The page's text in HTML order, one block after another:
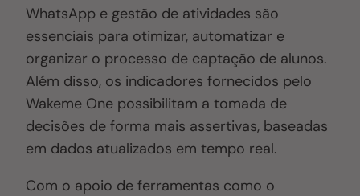
WhatsApp e gestão de atividades são
essenciais para otimizar, automatizar e
organizar o processo de captação de alunos.
Além disso, os indicadores fornecidos pelo
Wakeme One possibilitam a tomada de
decisões de forma mais assertivas, baseadas
em dados atualizados em tempo real.
Com o apoio de ferramentas como o